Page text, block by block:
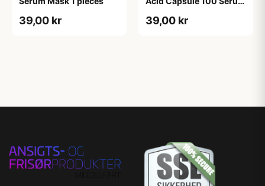
39,00 kr 39,00 kr